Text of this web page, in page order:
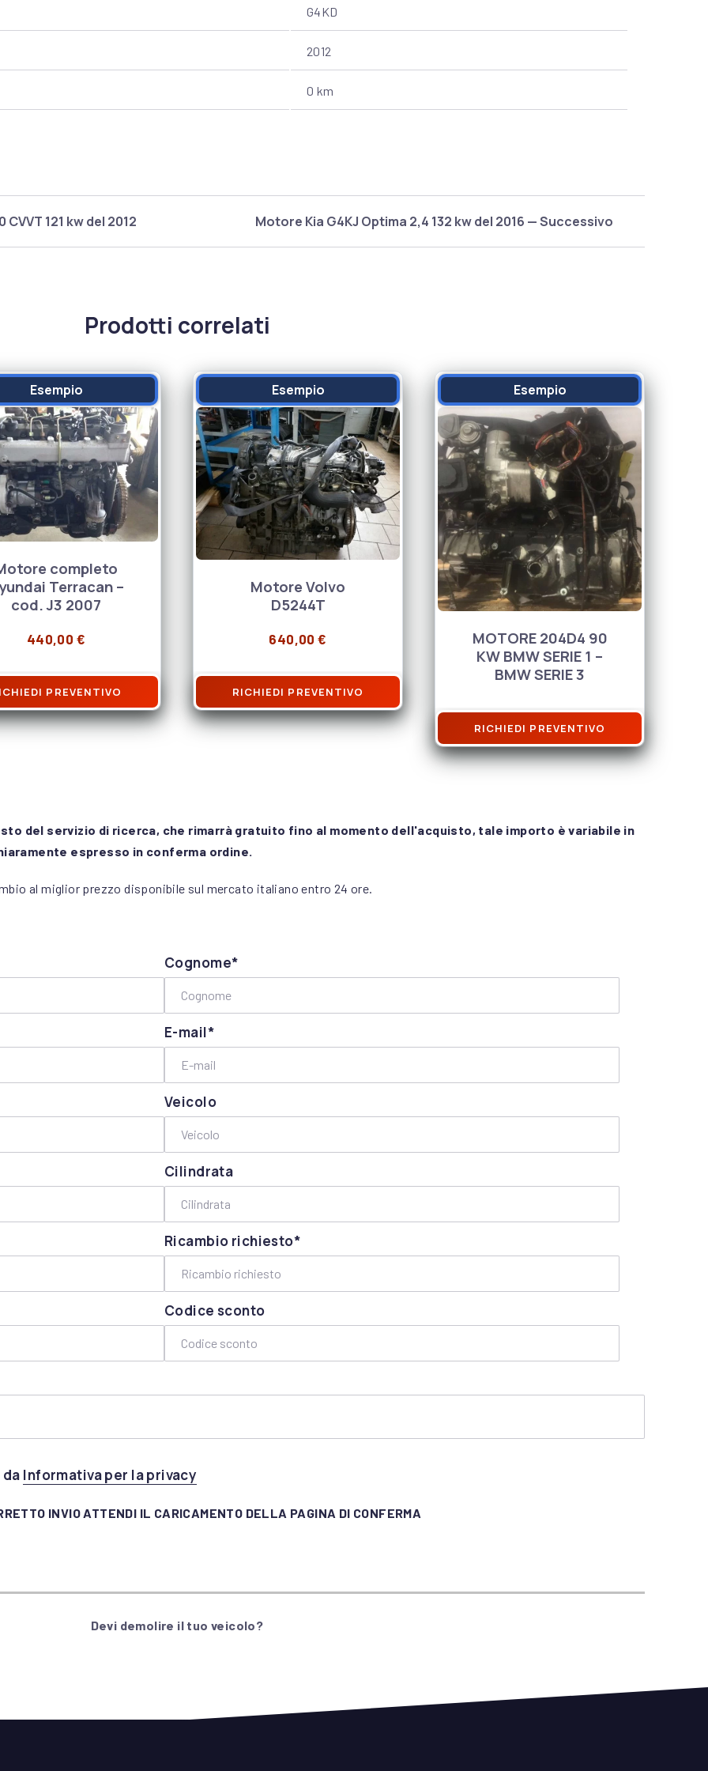
G4KD
2012
0 km
121 kw del 2012 Motore Kia G4KJ Optima 2,4 132 kw del 2016 — Successivo
Prodotti correlati
Esempio
completo
Terracan –
cod. J3 2007
440,00 €
PREVENTIVO
Esempio
Motore Volvo
D5244T
640,00€
RICHIEDI PREVENTIVO
Esempio
MOTORE 204D4 90
KW BMW SERIE 1 –
BMW SERIE 3
RICHIEDI PREVENTIVO
del servizio di ricerca, che rimarrà gratuito fino al momento dell'acquisto, tale importo è variabile in
espresso in conferma ordine.
al miglior prezzo disponibile sul mercato italiano entro 24 ore.
Cognome*
E-mail*
Veicolo
Cilindrata
Ricambio richiesto*
Codice sconto
Informativa per la privacy
INVIO ATTENDI IL CARICAMENTO DELLA PAGINA DI CONFERMA
Devi demolire il tuo veicolo?